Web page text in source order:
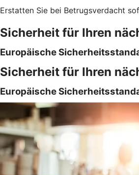
Erstatten Sie bei Betrugsverdacht
Sicherheit für Ihren
Europäische
Sicherheit für Ihren
Europäische